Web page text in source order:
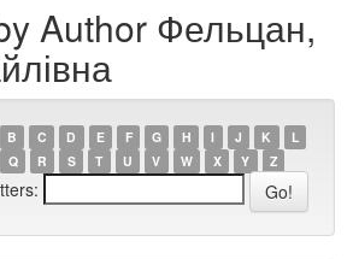
Author Фельцан,
B C D E F G H I J K
L
Q R S T U V W X Y Z